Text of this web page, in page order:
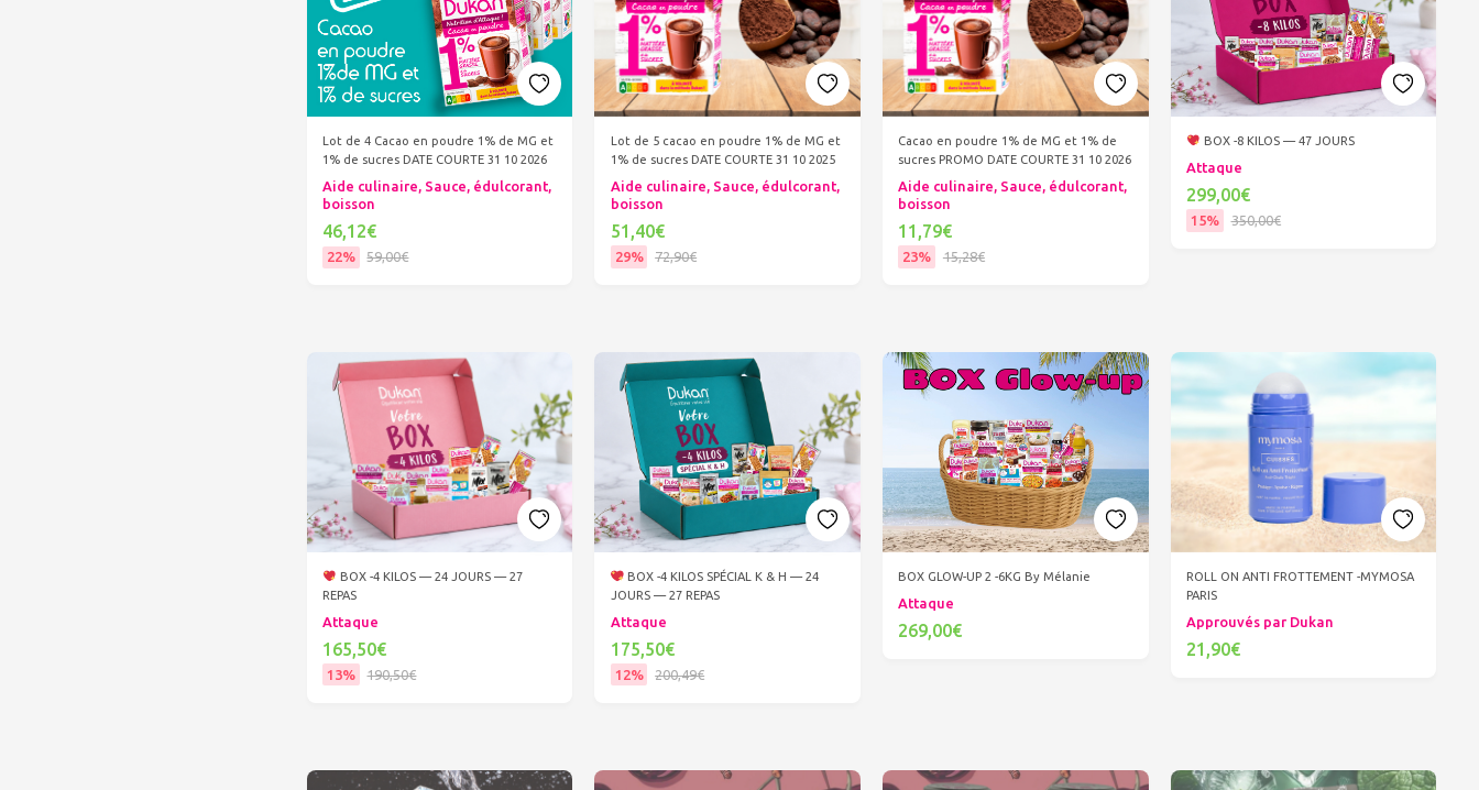
Lot de 4 Cacao en poudre 1% de MG et
1% de sucres DATE COURTE 31 10 2026
Aide culinaire, Sauce, édulcorant,
boisson
46,12€
22%
59,00€
Lot de 5 cacao en poudre 1% de MG et
1% de sucres DATE COURTE 31 10 2025
Aide culinaire, Sauce, édulcorant,
boisson
51,40€
29%
72,90€
Cacao en poudre 1% de MG et 1% de
sucres PROMO DATE COURTE 31 10 2026
Aide culinaire, Sauce, édulcorant,
boisson
11,79€
23%
15,28€
BOX -8 KILOS — 47 JOURS
Attaque
299,00€
15%
350,00€
BOX -4 KILOS — 24 JOURS — 27
REPAS
Attaque
165,50€
13%
190,50€
BOX -4 KILOS SPÉCIAL K & H — 24
JOURS — 27 REPAS
Attaque
175,50€
12%
200,49€
BOX GLOW-UP 2 -6KG By Mélanie
Attaque
269,00€
ROLL ON ANTI FROTTEMENT -MYMOSA
PARIS
Approuvés par Dukan
21,90€